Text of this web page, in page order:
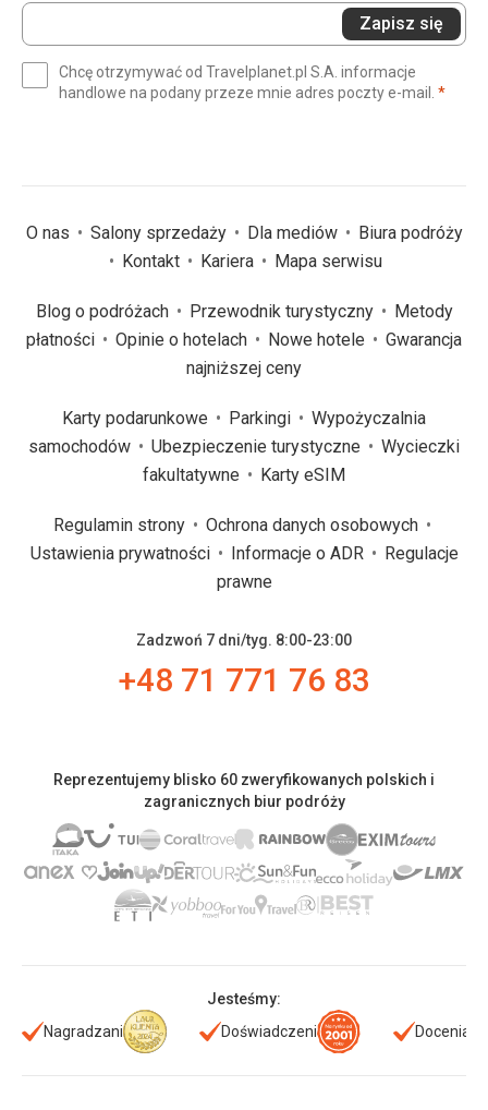
Wprowadź
swój
(wymagane)
Zapisz się
Chcę otrzymywać od Travelplanet.pl S.A. informacje
handlowe na podany przeze mnie adres poczty e-mail. *
O nas Salony sprzedaży Dla mediów
Biura podróży
Kontakt
Kariera Mapa serwisu
Blog o podróżach Przewodnik turystyczny
Metody
płatności
Opinie o hotelach Nowe hotele
Gwarancja
najniższej ceny
Karty podarunkowe Parkingi
Wypożyczalnia
samochodów
Ubezpieczenie turystyczne
Wycieczki
fakultatywne
Karty eSIM
Regulamin strony
Ochrona danych osobowych
Ustawienia prywatności
Informacje o ADR
Regulacje
prawne
Zadzwoń 7 dni/tyg. 8:00-23:00
+48 71 771 76 83
Reprezentujemy blisko 60 zweryfikowanych polskich i
zagranicznych biur podróży
Jesteśmy:
Nagradzani
Doświadczeni Doceniani